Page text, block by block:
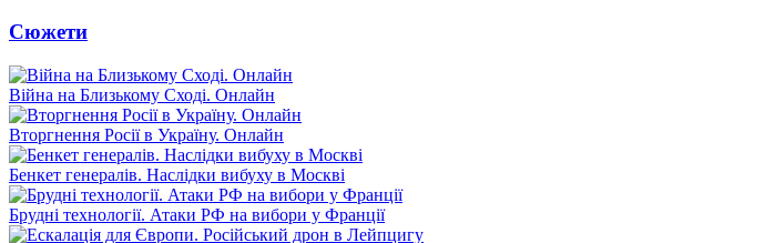
Сюжети
Війна на Близькому Сході. Онлайн
Вторгнення Росії в Україну. Онлайн
Бенкет генералів. Наслідки вибуху в Москві
Брудні технології. Атаки РФ на вибори у Франції